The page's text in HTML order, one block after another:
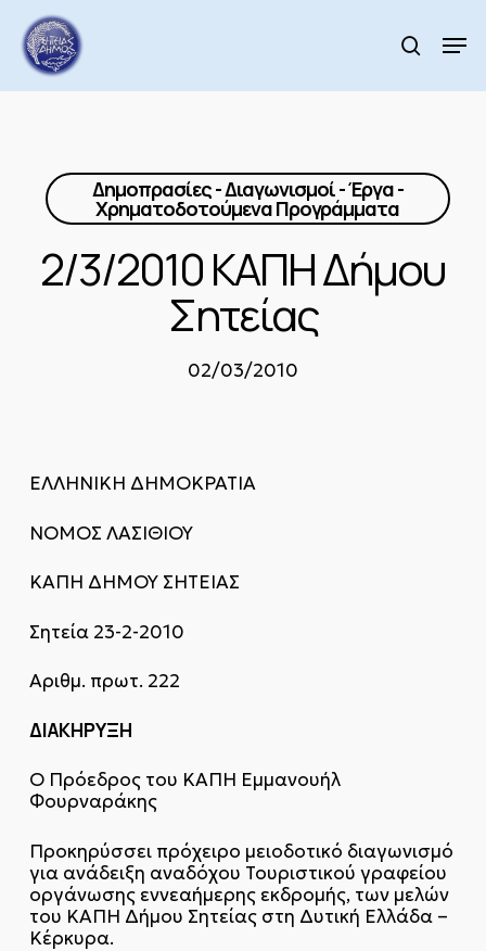
main
content
search
Δημοπρασίες - Διαγωνισμοί - Έργα -
Χρηματοδοτούμενα Προγράμματα
2/3/2010 ΚΑΠΗ Δήμου
Σητείας
02/03/2010
ΕΛΛΗΝΙΚΗ ΔΗΜΟΚΡΑΤΙΑ
ΝΟΜΟΣ ΛΑΣΙΘΙΟΥ
ΚΑΠΗ ΔΗΜΟΥ ΣΗΤΕΙΑΣ
Σητεία 23-2-2010
Αριθμ. πρωτ. 222
ΔΙΑΚΗΡΥΞΗ
Ο Πρόεδρος του ΚΑΠΗ Εμμανουήλ
Φουρναράκης
Προκηρύσσει πρόχειρο μειοδοτικό διαγωνισμό
για ανάδειξη αναδόχου Τουριστικού γραφείου
οργάνωσης εννεαήμερης εκδρομής, των μελών
του ΚΑΠΗ Δήμου Σητείας στη Δυτική Ελλάδα –
Κέρκυρα.
Menu